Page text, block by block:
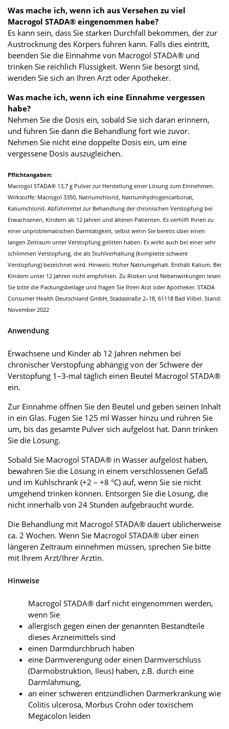
Was mache ich, wenn ich aus Versehen zu viel
Macrogol STADA® eingenommen habe?
Es kann sein, dass Sie starken Durchfall bekommen, der zur
Austrocknung des Körpers führen kann. Falls dies eintritt,
beenden Sie die Einnahme von Macrogol STADA® und
trinken Sie reichlich Flüssigkeit. Wenn Sie besorgt sind,
wenden Sie sich an Ihren Arzt oder Apotheker.
Was mache ich, wenn ich eine Einnahme vergessen
habe?
Nehmen Sie die Dosis ein, sobald Sie sich daran erinnern,
und führen Sie dann die Behandlung fort wie zuvor.
Nehmen Sie nicht eine doppelte Dosis ein, um eine
vergessene Dosis auszugleichen.
Pflichtangaben:
Macrogol STADA® 13,7 g Pulver zur Herstellung einer Lösung zum Einnehmen.
Wirkstoffe: Macrogol 3350, Natriumchlorid, Natriumhydrogencarbonat,
Kaliumchlorid. Abführmittel zur Behandlung der chronischen Verstopfung bei
Erwachsenen, Kindern ab 12 Jahren und älteren Patienten. Es verhilft Ihnen zu
einer unproblematischen Darmtätigkeit, selbst wenn Sie bereits über einen
langen Zeitraum unter Verstopfung gelitten haben. Es wirkt auch bei einer sehr
schlimmen Verstopfung, die als Stuhlverhaltung (komplette schwere
Verstopfung) bezeichnet wird. Hinweis: Hoher Natriumgehalt. Enthält Kalium. Bei
Kindern unter 12 Jahren nicht empfohlen. Zu Risiken und Nebenwirkungen lesen
Sie bitte die Packungsbeilage und fragen Sie Ihren Arzt oder Apotheker. STADA
Consumer Health Deutschland GmbH, Stadastraße 2–18, 61118 Bad Vilbel. Stand:
November 2022
Anwendung
Erwachsene und Kinder ab 12 Jahren nehmen bei
chronischer Verstopfung abhängig von der Schwere der
Verstopfung 1–3-mal täglich einen Beutel Macrogol STADA®
ein.
Zur Einnahme öffnen Sie den Beutel und geben seinen Inhalt
in ein Glas. Fügen Sie 125 ml Wasser hinzu und rühren Sie
um, bis das gesamte Pulver sich aufgelöst hat. Dann trinken
Sie die Lösung.
Sobald Sie Macrogol STADA® in Wasser aufgelöst haben,
bewahren Sie die Lösung in einem verschlossenen Gefäß
und im Kühlschrank (+2 – +8 °C) auf, wenn Sie sie nicht
umgehend trinken können. Entsorgen Sie die Lösung, die
nicht innerhalb von 24 Stunden aufgebraucht wurde.
Die Behandlung mit Macrogol STADA® dauert üblicherweise
ca. 2 Wochen. Wenn Sie Macrogol STADA® über einen
längeren Zeitraum einnehmen müssen, sprechen Sie bitte
mit Ihrem Arzt/Ihrer Ärztin.
Hinweise
Macrogol STADA® darf nicht eingenommen werden,
wenn Sie
allergisch gegen einen der genannten Bestandteile
dieses Arzneimittels sind
einen Darmdurchbruch haben
eine Darmverengung oder einen Darmverschluss
(Darmobstruktion, Ileus) haben, z.B. durch eine
Darmlähmung,
an einer schweren entzündlichen Darmerkrankung wie
Colitis ulcerosa, Morbus Crohn oder toxischem
Megacolon leiden